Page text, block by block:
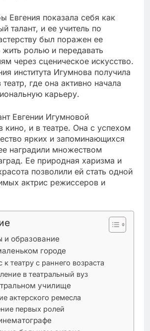
Евгения показала себя как
талант, и ее учитель по
был поражен ее
ролью и передавать
через сценическое искусство.
института Игумнова получила
где она активно начала
карьеру.
Евгении Игумновой
кино, и в театре. Она с успехом
ярких и запоминающихся
наградили множеством
Ее природная харизма и
позволили ей стать одной
актрис режиссеров и
и образование
городе
к театру с раннего возраста
в театральный вуз
училище
актерского ремесла
первых ролей